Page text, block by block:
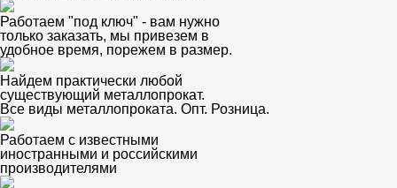
Работаем "под ключ" - вам нужно
только заказать, мы привезем в
удобное время, порежем в размер.
Найдем практически любой
существующий металлопрокат.
Все виды металлопроката. Опт. Розница.
Работаем с известными
иностранными и российскими
производителями